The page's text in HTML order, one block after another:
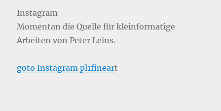
Instagram
Momentan die Quelle für kleinformatige
Arbeiten von Peter Leins.
goto Instagram pl1fineart